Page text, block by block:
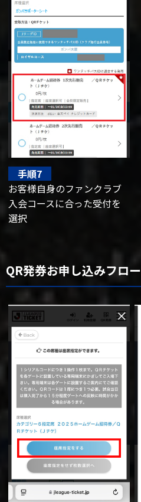
手順7
お客様自身のファンクラブ
入会コースに合った受付を
選択
QR発券お申し込みフロー